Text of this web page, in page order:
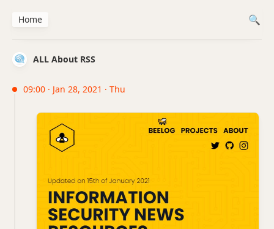
ALL About RSS
09:00 · Jan 28, 2021 · Thu
Home